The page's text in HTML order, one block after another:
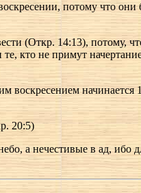
потому что они
(Откр. 14:13), потому,
кто не примут
воскресением начинается
20:5)
а нечестивые в ад, ибо